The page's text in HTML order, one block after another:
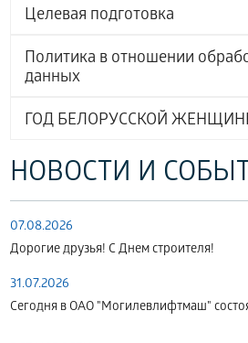
Целевая подготовка
Политика в отношении
данных
ГОД БЕЛОРУССКОЙ
НОВОСТИ И
07.08.2026
Дорогие друзья! С Днем строителя!
31.07.2026
Сегодня в ОАО "Могилевлифтмаш"